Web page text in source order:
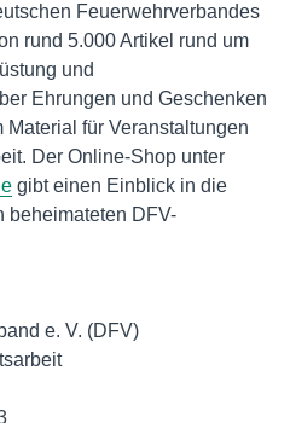
Feuerwehrverbandes
rund 5.000 Artikel rund um
und
Ehrungen und Geschenken
für Veranstaltungen
Der Online-Shop unter
gibt einen Einblick in die
beheimateten DFV-
e. V. (DFV)